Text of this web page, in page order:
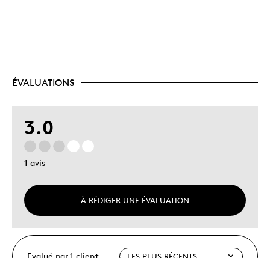
ÉVALUATIONS
3.0
1 avis
À RÉDIGER UNE ÉVALUATION